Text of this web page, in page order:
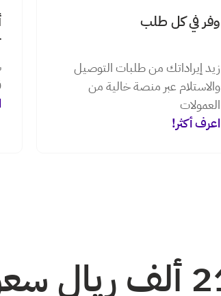
وفر في كل طلب
زيد إيراداتك من طلبات التوصيل
والاستلام عبر منصة خالية من
العمولات
اعرف أكثر!
تخلص من العمولات ووفر حتى 21